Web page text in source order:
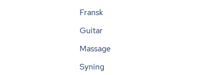
Fransk
Guitar
Massage
Syning